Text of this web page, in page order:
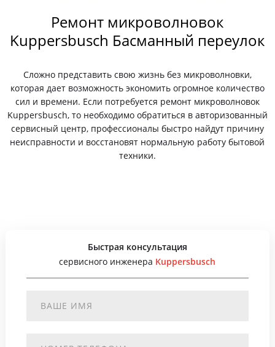
Ремонт микроволновок
Kuppersbusch Басманный переулок
Сложно представить свою жизнь без микроволновки,
которая дает возможность экономить огромное количество
сил и времени. Если потребуется ремонт микроволновок
Kuppersbusch, то необходимо обратиться в авторизованный
сервисный центр, профессионалы быстро найдут причину
неисправности и восстановят нормальную работу бытовой
техники.
Быстрая консультация
сервисного инженера Kuppersbusch